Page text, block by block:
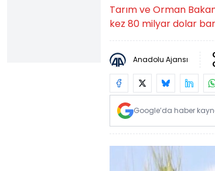
Tarım ve Orman
kez 80 milyar dolar
Anadolu Ajansı
Google’da haber